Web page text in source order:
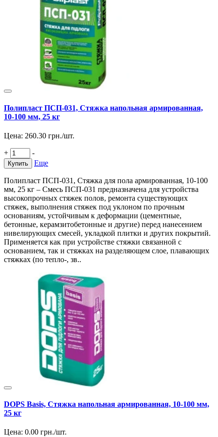
Полипласт ПСП-031, Стяжка напольная армированная,
10-100 мм, 25 кг
Цена: 260.30 грн./шт.
+ -
Купить Еще
Полипласт ПСП-031, Стяжка для пола армированная, 10-100
мм, 25 кг – Смесь ПСП-031 предназначена для устройства
высокопрочных стяжек полов, ремонта существующих
стяжек, выполнения стяжек под уклоном по прочным
основаниям, устойчивым к деформации (цементные,
бетонные, керамзитобетонные и другие) перед нанесением
нивелирующих смесей, укладкой плитки и других покрытий.
Применяется как при устройстве стяжки связанной с
основанием, так и стяжках на разделяющем слое, плавающих
стяжках (по тепло-, зв..
DOPS Basis, Стяжка напольная армированная, 10-100 мм,
25 кг
Цена: 0.00 грн./шт.